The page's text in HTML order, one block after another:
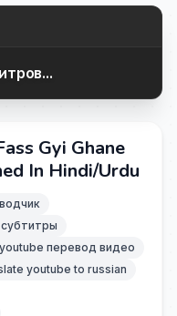
Gyi Ghane
In Hindi/Urdu
youtube перевод видео
youtube to russian